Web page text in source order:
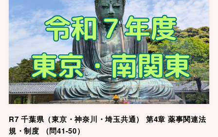
R7 千葉県（東京・神奈川・埼玉共通） 第4章 薬事関連法
規・制度 （問41-50）